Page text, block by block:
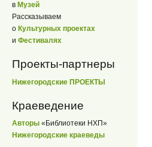
в Музей
Рассказываем
о Культурных проектах
и Фестивалях
Проекты-партнеры
Нижегородские ПРОЕКТЫ
Краеведение
Авторы «Библиотеки НХП»
Нижегородские краеведы